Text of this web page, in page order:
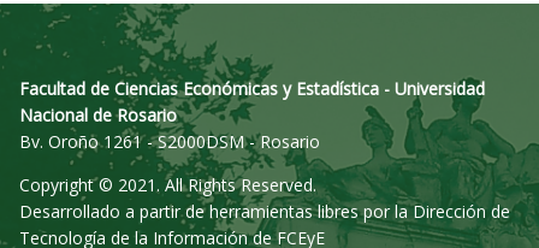
Facultad de Ciencias Económicas y Estadística - Universidad
Nacional de Rosario
Bv. Oroño 1261 - S2000DSM - Rosario
Copyright © 2021. All Rights Reserved.
Desarrollado a partir de herramientas libres por la Dirección de
Tecnología de la Información de FCEyE